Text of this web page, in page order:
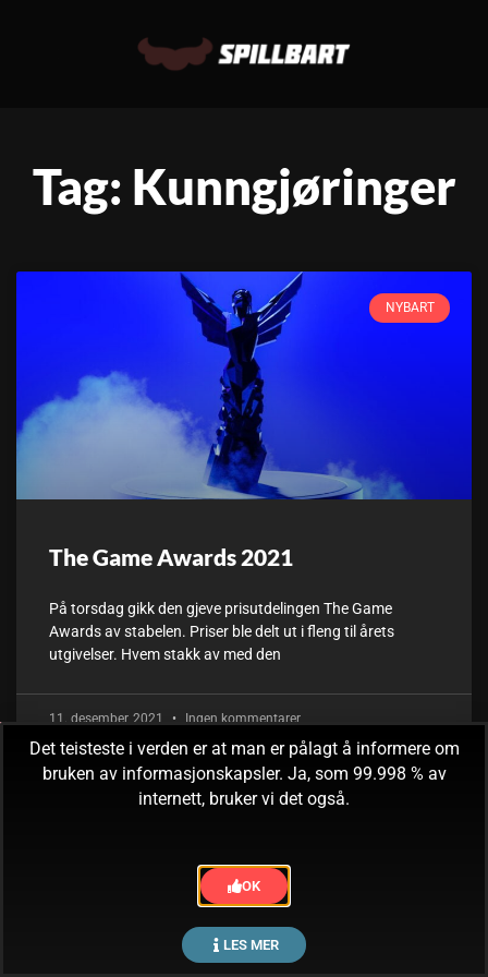
Tag: Kunngjøringer
NYBART
The Game Awards 2021
På torsdag gikk den gjeve prisutdelingen The Game
Awards av stabelen. Priser ble delt ut i fleng til årets
utgivelser. Hvem stakk av med den
11. desember, 2021 Ingen kommentarer
Det teisteste i verden er at man er pålagt å informere om
bruken av informasjonskapsler. Ja, som 99.998 % av
internett, bruker vi det også.
OK
LES MER